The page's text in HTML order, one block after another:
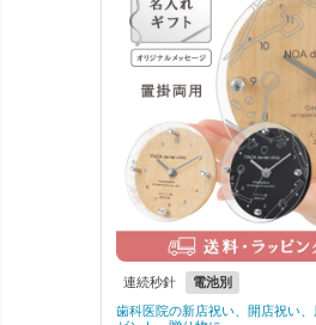
連続秒針
電池別
歯科医院の新店祝い、開店祝い